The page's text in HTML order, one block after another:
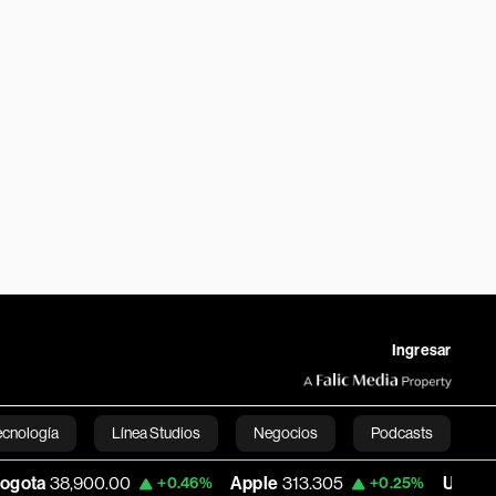
Ingresar
Línea Studios Negocios Podcasts
English
+0.46% Apple 313.305 +0.25% USD COP 3,159.60